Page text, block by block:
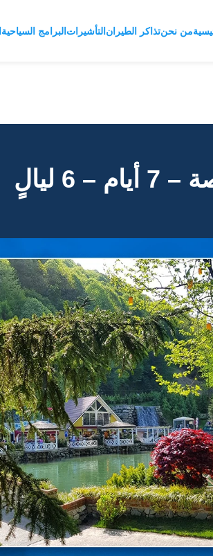
من نحنتذاكر الطيرانالتأشيراتالبرامج السياحية
ليالٍ